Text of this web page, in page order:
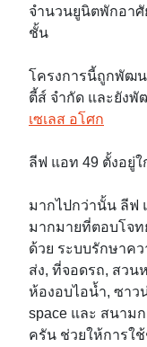
จำนวนยูนิตพักอาศั
ชั้น
โครงการนี้ถูกพัฒ
ตี้ส์ จำกัด และยังพั
เซเลส อโศก
ลีฟ แอท 49 ตั้งอยู่
มากไปกว่านั้น ลีฟ
มากมายที่ตอบโจ
ด้วย ระบบรักษาค
ส่ง, ที่จอดรถ, สวน
ห้องอบไอน้ำ, ซาว
space และ สนาม
ครัน ช่วยให้การใ